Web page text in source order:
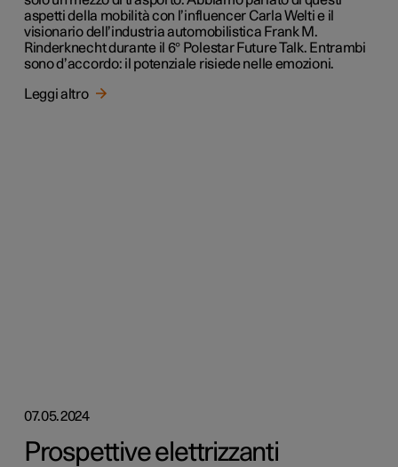
aspetti della mobilità con l’influencer Carla Welti e il
visionario dell’industria automobilistica Frank M.
Rinderknecht durante il 6° Polestar Future Talk. Entrambi
sono d’accordo: il potenziale risiede nelle emozioni.
Leggi altro
07.05.2024
Prospettive elettrizzanti